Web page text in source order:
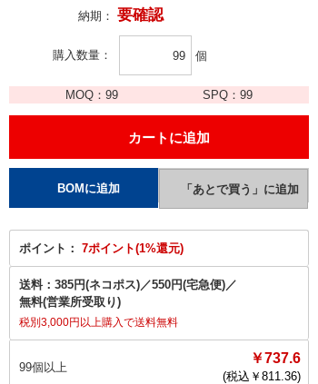
納期： 要確認
購入数量 個
MOQ： 99 SPQ：99
ポイント： 7ポイント(1%還元)
送料： 385円(ネコポス)／550円(宅急便)／
無料(営業所受取り)
税別3,000円以上購入で送料無料
99個以上
￥737.6
(税込￥ 811.36)